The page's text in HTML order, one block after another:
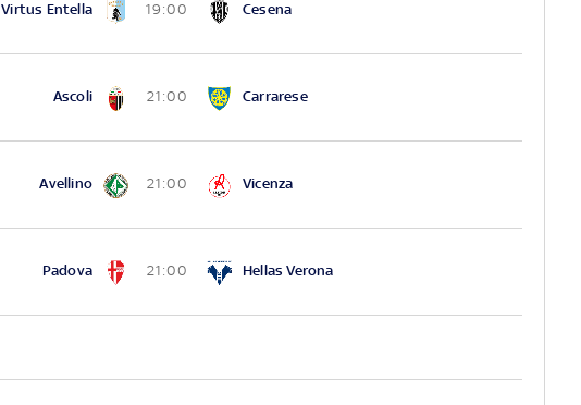
Virtus Entella 19:00 Cesena
Ascoli 21:00 Carrarese
Avellino 21:00 Vicenza
Padova 21:00 Hellas Verona